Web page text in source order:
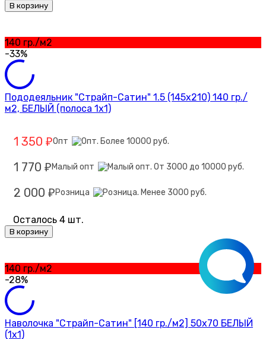
В корзину
140 гр./м2
-33%
Пододеяльник "Страйп-Сатин" 1.5 (145х210) 140 гр./
м2, БЕЛЫЙ (полоса 1х1)
1 350 ₽Опт
1 770 ₽ Малый опт
2 000 ₽ Розница
Осталось 4 шт.
В корзину
140 гр./м2
-28%
Наволочка "Страйп-Сатин" [140 гр./м2] 50х70 БЕЛЫЙ
(1х1)